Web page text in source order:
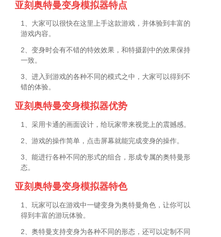
亚刻奥特曼变身模拟器特点
1、大家可以很快在这里上手这款游戏，并体验到丰富的
游戏内容。
2、变身时会有不错的特效效果，和特摄剧中的效果保持
一致。
3、进入到游戏的各种不同的模式之中，大家可以得到不
错的体验。
亚刻奥特曼变身模拟器优势
1、采用卡通的画面设计，给玩家带来视觉上的震撼感。
2、游戏的操作简单，点击屏幕就能完成变身的操作。
3、能进行各种不同的形式的组合，形成专属的奥特曼形
态。
亚刻奥特曼变身模拟器特色
1、玩家可以在游戏中一键变身为奥特曼角色，让你可以
得到丰富的游玩体验。
2、奥特曼支持变身为各种不同的形态，还可以定制不同